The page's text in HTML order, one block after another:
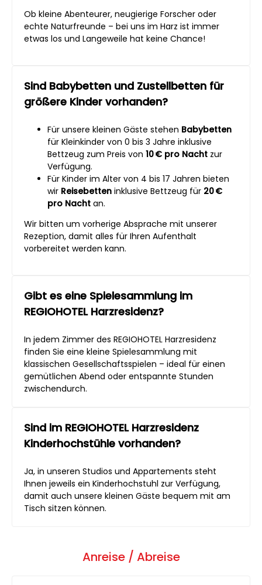
Ob kleine Abenteurer, neugierige Forscher oder
echte Naturfreunde – bei uns im Harz ist immer
etwas los und Langeweile hat keine Chance!
Sind Babybetten und Zustellbetten für
größere Kinder vorhanden?
Für unsere kleinen Gäste stehen Babybetten
für Kleinkinder von 0 bis 3 Jahre inklusive
Bettzeug zum Preis von 10 € pro Nacht zur
Verfügung.
Für Kinder im Alter von 4 bis 17 Jahren bieten
wir Reisebetten inklusive Bettzeug für 20 €
pro Nacht an.
Wir bitten um vorherige Absprache mit unserer
Rezeption, damit alles für Ihren Aufenthalt
vorbereitet werden kann.
Gibt es eine Spielesammlung im
REGIOHOTEL Harzresidenz?
In jedem Zimmer des REGIOHOTEL Harzresidenz
finden Sie eine kleine Spielesammlung mit
klassischen Gesellschaftsspielen – ideal für einen
gemütlichen Abend oder entspannte Stunden
zwischendurch.
Sind im REGIOHOTEL Harzresidenz
Kinderhochstühle vorhanden?
Ja, in unseren Studios und Appartements steht
Ihnen jeweils ein Kinderhochstuhl zur Verfügung,
damit auch unsere kleinen Gäste bequem mit am
Tisch sitzen können.
Anreise / Abreise